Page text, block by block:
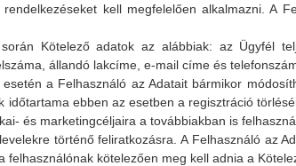
kell megfelelően alkalmazni. A
Kötelező adatok az alábbiak: az Ügyfél
állandó lakcíme, e-mail címe és
a Felhasználó az Adatait bármikor
időtartama ebben az esetben a regisztráció
és marketingcéljaira a továbbiakban is
történő feliratkozásra. A Felhasználó az
felhasználónak kötelezően meg kell adnia a